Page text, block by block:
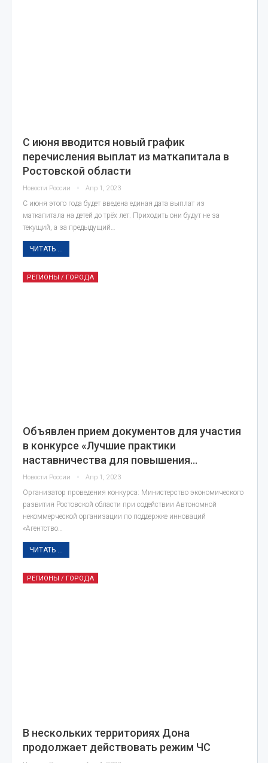
С июня вводится новый график
перечисления выплат из маткапитала в
Ростовской области
Новости России Апр 1, 2023
С июня этого года будет введена единая дата выплат из
маткапитала на детей до трёх лет. Приходить они будут не за
текущий, а за предыдущий…
ЧИТАТЬ ...
РЕГИОНЫ / ГОРОДА
Объявлен прием документов для участия
в конкурсе «Лучшие практики
наставничества для повышения…
Новости России Апр 1, 2023
Организатор проведения конкурса: Министерство экономического
развития Ростовской области при содействии Автономной
некоммерческой организации по поддержке инноваций
«Агентство…
ЧИТАТЬ ...
РЕГИОНЫ / ГОРОДА
В нескольких территориях Дона
продолжает действовать режим ЧС